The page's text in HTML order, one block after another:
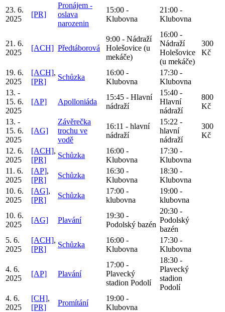
23. 6.
2025
[PR]
Pronájem -
oslava
narozenin
15:00 -
Klubovna
21:00 -
Klubovna
21. 6.
2025
[ACH] Předtáborová
9:00 - Nádraží
Holešovice (u
mekáče)
16:00 -
Nádraží
Holešovice
(u mekáče)
300
Kč
19. 6.
2025
[ACH],
[PR]
Schůzka
16:00 -
Klubovna
17:30 -
Klubovna
13. -
15. 6.
2025
[AP] Apolloniáda
15:45 - Hlavní
nádraží
15:40 -
Hlavní
nádraží
800
Kč
13. -
15. 6.
2025
[AG]
Závěrečka
trochu ve
vodě
16:11 - hlavní
nádraží
15:22 -
hlavní
nádraží
300
Kč
12. 6.
2025
[ACH],
[PR]
Schůzka
16:00 -
Klubovna
17:30 -
Klubovna
11. 6.
2025
[AP],
[PR]
Schůzka
16:30 -
Klubovna
18:30 -
Klubovna
10. 6.
2025
[AG],
[PR]
Schůzka
17:00 -
klubovna
19:00 -
klubovna
10. 6.
2025
[AG] Plavání
19:30 -
Podolský bazén
20:30 -
Podolský
bazén
5. 6.
2025
[ACH],
[PR]
Schůzka
16:00 -
Klubovna
17:30 -
Klubovna
4. 6.
2025
[AP] Plavání
17:00 -
Plavecký
stadion Podolí
18:30 -
Plavecký
stadion
Podolí
4. 6.
2025
[CH],
[PR]
Promítání
19:00 -
Klubovna